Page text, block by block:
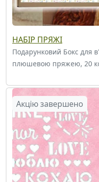
НАБІР ПРЯЖІ
Подарунковий Бокс для
плюшевою пряжею, 20
Акцію завершено